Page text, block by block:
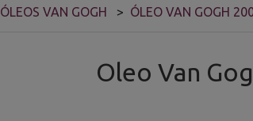
ÓLEOS VAN GOGH ÓLEO VAN GOGH
Oleo Van